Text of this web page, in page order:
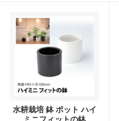
水耕栽培 鉢 ポット ハイ
ミニフィットの鉢